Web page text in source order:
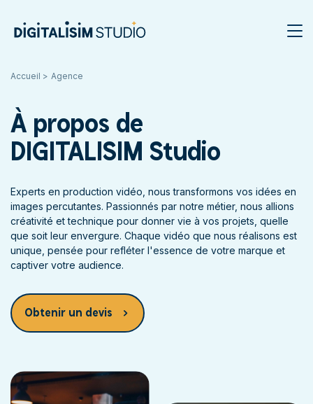
Accueil Agence
À propos de
DIGITALISIM Studio
Experts en production vidéo, nous transformons vos idées en
images percutantes. Passionnés par notre métier, nous allions
créativité et technique pour donner vie à vos projets, quelle
que soit leur envergure. Chaque vidéo que nous réalisons est
unique, pensée pour refléter l'essence de votre marque et
captiver votre audience.
Obtenir un devis